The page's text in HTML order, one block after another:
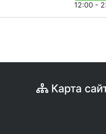
12:00 -
Карта